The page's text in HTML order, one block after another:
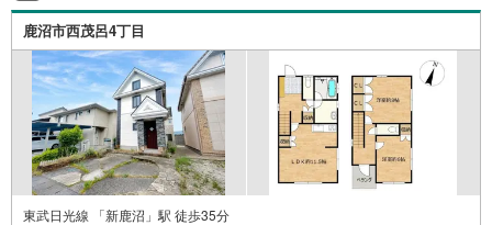
鹿沼市西茂呂4丁目
東武日光線 「新鹿沼」駅 徒歩35分